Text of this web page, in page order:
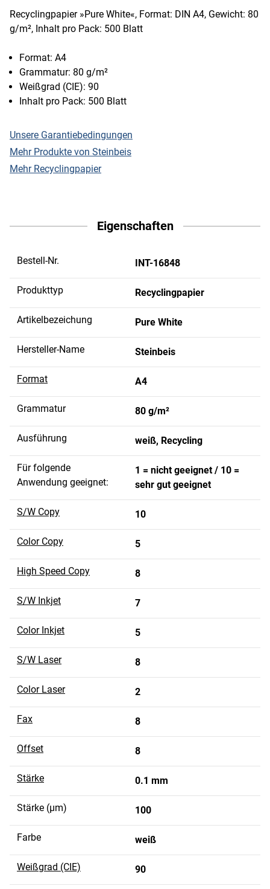
Recyclingpapier »Pure White«, Format: DIN A4, Gewicht: 80
g/m², Inhalt pro Pack: 500 Blatt
Format: A4
Grammatur: 80 g/m²
Weißgrad (CIE): 90
Inhalt pro Pack: 500 Blatt
Unsere Garantiebedingungen
Mehr Produkte von Steinbeis
Mehr Recyclingpapier
Eigenschaften
Bestell-Nr. INT-16848
Produkttyp Recyclingpapier
Artikelbezeichung Pure White
Hersteller-Name Steinbeis
Format A4
Grammatur 80 g/m²
Ausführung weiß, Recycling
Für folgende
Anwendung geeignet:
1 = nicht geeignet / 10 =
sehr gut geeignet
S/W Copy 10
Color Copy 5
High Speed Copy 8
S/W Inkjet 7
Color Inkjet 5
S/W Laser 8
Color Laser 2
Fax 8
Offset 8
Stärke 0.1 mm
Stärke (µm) 100
Farbe weiß
Weißgrad (CIE) 90